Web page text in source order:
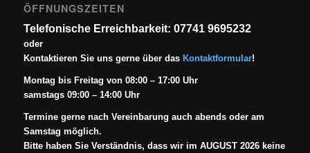
ÖFFNUNGSZEITEN
Telefonische Erreichbarkeit: 07741 9695232
oder
Kontaktieren Sie uns gerne über das Kontaktformular!
Montag bis Freitag von 08:00 – 17:00 Uhr
samstags 09:00 – 14:00 Uhr
Termine gerne nach Vereinbarung auch abends oder am
Samstag möglich.
Bitte haben Sie Verständnis, dass wir im AUGUST 2026 keine